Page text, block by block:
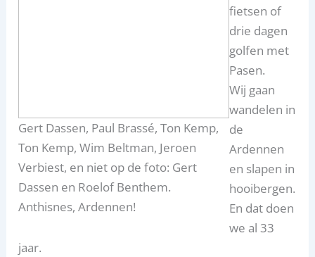
Gert Dassen, Paul Brassé, Ton Kemp,
Ton Kemp, Wim Beltman, Jeroen
Verbiest, en niet op de foto: Gert
Dassen en Roelof Benthem.
Anthisnes, Ardennen!
fietsen of
drie dagen
golfen met
Pasen.
Wij gaan
wandelen in
de
Ardennen
en slapen in
hooibergen.
En dat doen
we al 33
jaar.